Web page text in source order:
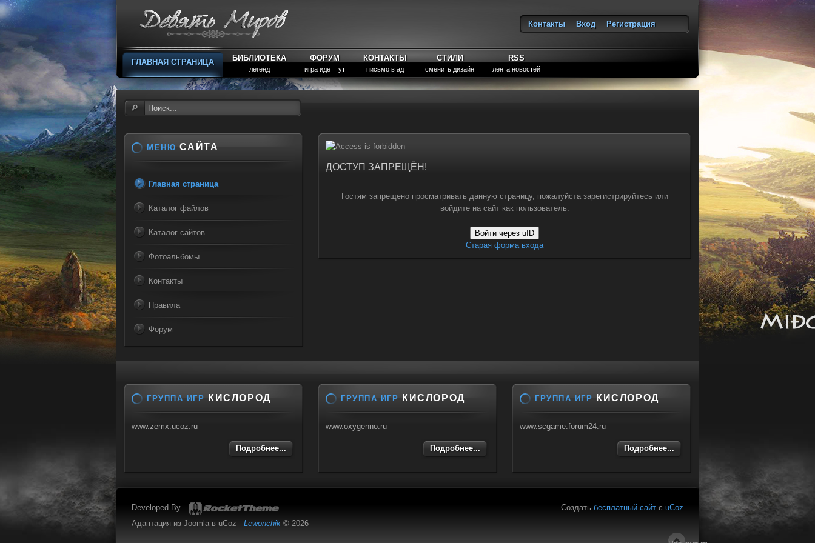
Контакты Вход
Регистрация
ГЛАВНАЯ СТРАНИЦА БИБЛИОТЕКА
легенд
ФОРУМ
игра идет тут
КОНТАКТЫ
письмо в ад
СТИЛИ
сменить дизайн
RSS
лента новостей
ДОСТУП ЗАПРЕЩЁН!
Гостям запрещено просматривать данную страницу, пожалуйста зарегистрируйтесь или
войдите на сайт как пользователь.
Войти через uID
Старая форма входа
МЕНЮ САЙТА
Главная страница
Каталог файлов
Каталог сайтов
Фотоальбомы
Контакты
Правила
Форум
ГРУППА ИГР КИСЛОРОД
www.zemx.ucoz.ru
Подробнее...
ГРУППА ИГР КИСЛОРОД
www.oxygenno.ru
Подробнее...
ГРУППА ИГР КИСЛОРОД
www.scgame.forum24.ru
Подробнее...
Developed By Создать бесплатный сайт с uCoz
Адаптация из Joomla в uCoz - Lewonchik © 2026